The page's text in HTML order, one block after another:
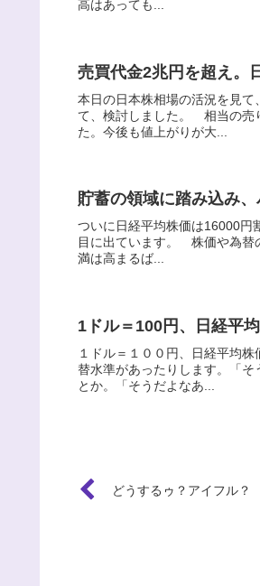
高はあっても...
売買代金2兆円を超え。
本日の日本株相場の活況を見
て、検討しました。 相当の売
た。今後も値上がりが大...
貯蓄の領域に踏み込み
ついに日経平均株価は16000円
目に出ています。 株価や為替
満は高まるば...
1ドル＝100円、日経平
１ドル＝１００円、日経平均
替水準があったりします。「そ
とか。「そうだよなあ...
どうするゥ？アイフル？